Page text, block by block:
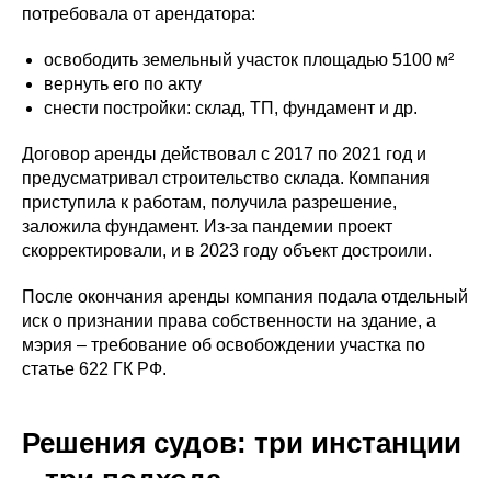
потребовала от арендатора:
освободить земельный участок площадью 5100 м²
вернуть его по акту
снести постройки: склад, ТП, фундамент и др.
Договор аренды действовал с 2017 по 2021 год и
предусматривал строительство склада. Компания
приступила к работам, получила разрешение,
заложила фундамент. Из-за пандемии проект
скорректировали, и в 2023 году объект достроили.
После окончания аренды компания подала отдельный
иск о признании права собственности на здание, а
мэрия – требование об освобождении участка по
статье 622 ГК РФ.
Решения судов: три инстанции